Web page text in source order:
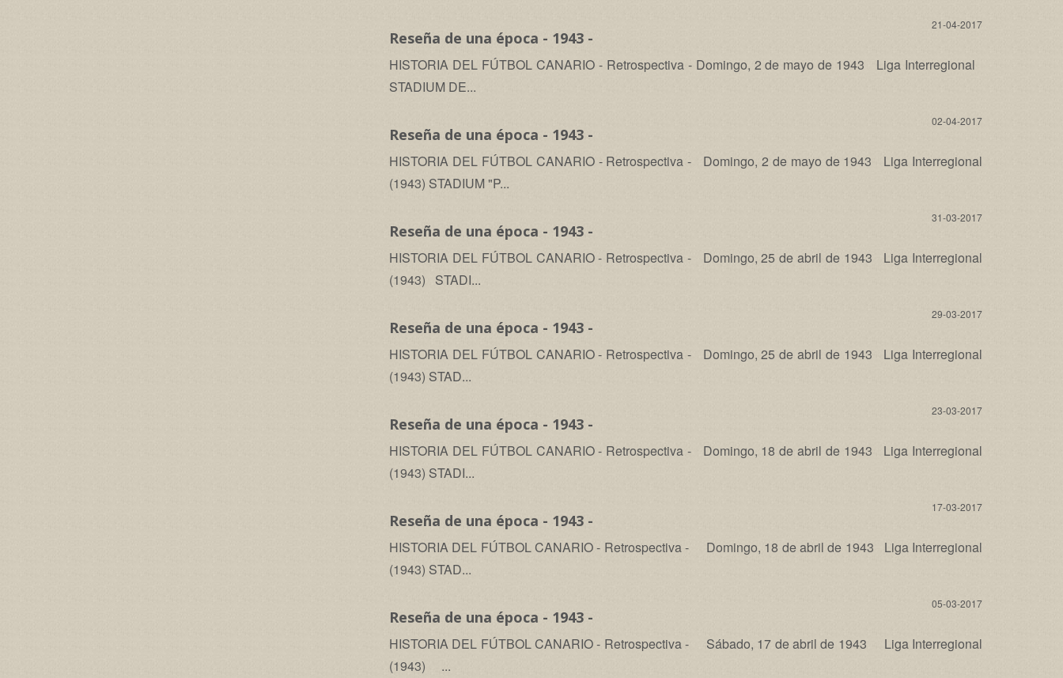
21-04-2017
Reseña de una época - 1943 -
HISTORIA DEL FÚTBOL CANARIO - Retrospectiva - Domingo, 2 de mayo de 1943 Liga Interregional
STADIUM DE...
02-04-2017
Reseña de una época - 1943 -
HISTORIA DEL FÚTBOL CANARIO - Retrospectiva - Domingo, 2 de mayo de 1943 Liga Interregional
(1943) STADIUM "P...
31-03-2017
Reseña de una época - 1943 -
HISTORIA DEL FÚTBOL CANARIO - Retrospectiva - Domingo, 25 de abril de 1943 Liga Interregional
(1943) STADI...
29-03-2017
Reseña de una época - 1943 -
HISTORIA DEL FÚTBOL CANARIO - Retrospectiva - Domingo, 25 de abril de 1943 Liga Interregional
(1943) STAD...
23-03-2017
Reseña de una época - 1943 -
HISTORIA DEL FÚTBOL CANARIO - Retrospectiva - Domingo, 18 de abril de 1943 Liga Interregional
(1943) STADI...
17-03-2017
Reseña de una época - 1943 -
HISTORIA DEL FÚTBOL CANARIO - Retrospectiva - Domingo, 18 de abril de 1943 Liga Interregional
(1943) STAD...
05-03-2017
Reseña de una época - 1943 -
HISTORIA DEL FÚTBOL CANARIO - Retrospectiva - Sábado, 17 de abril de 1943 Liga Interregional
(1943) ...